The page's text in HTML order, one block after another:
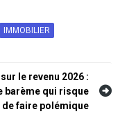
IMMOBILIER
le revenu 2026 :
barème qui risque
de faire polémique